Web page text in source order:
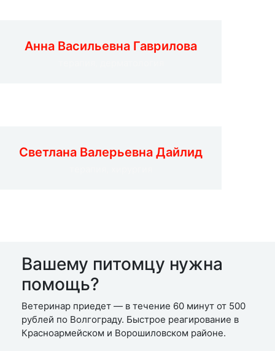
Анна Васильевна Гаврилова
Светлана Валерьевна Дайлид
Вашему питомцу нужна
помощь?
Ветеринар приедет — в течение 60 минут от 500
рублей по Волгограду. Быстрое реагирование в
Красноармейском и Ворошиловском районе.